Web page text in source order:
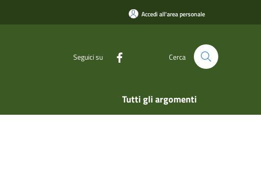
Accedi all'area personale
Seguici su Cerca
Tutti gli argomenti